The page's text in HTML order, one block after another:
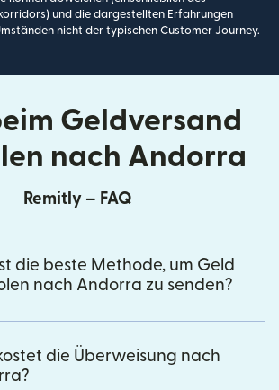
und die dargestellten Erfahrungen
nicht der typischen Customer Journey.
Geldversand
nach Andorra
Remitly – FAQ
die beste Methode, um Geld
nach Andorra zu senden?
die Überweisung nach